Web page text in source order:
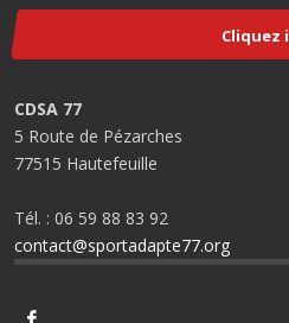
Cliquez
CDSA 77
5 Route de Pézarches
77515 Hautefeuille
Tél. : 06 59 88 83 92
contact@sportadapte77.org